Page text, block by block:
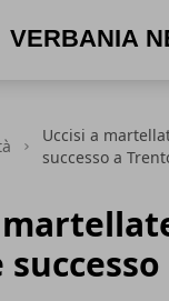
Uccisi a
successo a